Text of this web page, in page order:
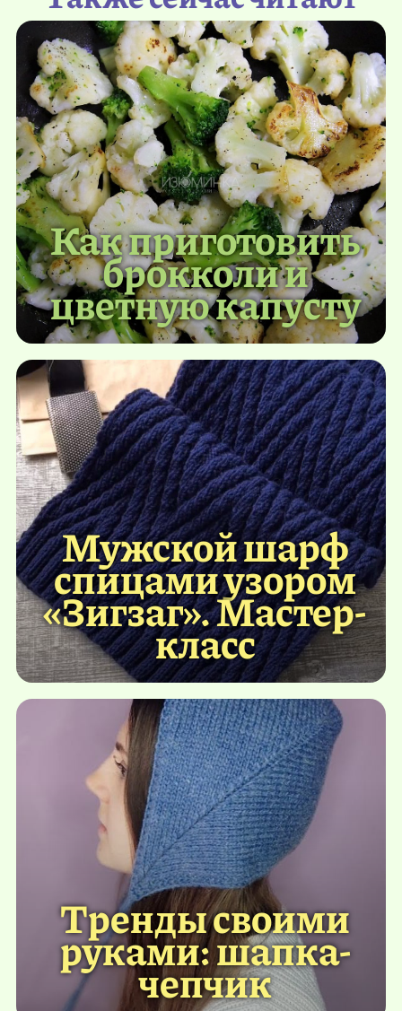
Как приготовить
брокколи и
цветную капусту
Мужской шарф
спицами узором
«Зигзаг». Мастер-
класс
Тренды своими
руками: шапка-
чепчик